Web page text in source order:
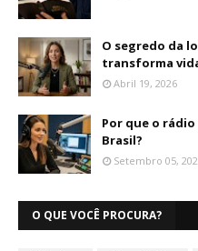
O segredo da
transforma
Abril 19, 2026
Por que o
Brasil?
Setembro 05,
O QUE VOCÊ PROCURA?